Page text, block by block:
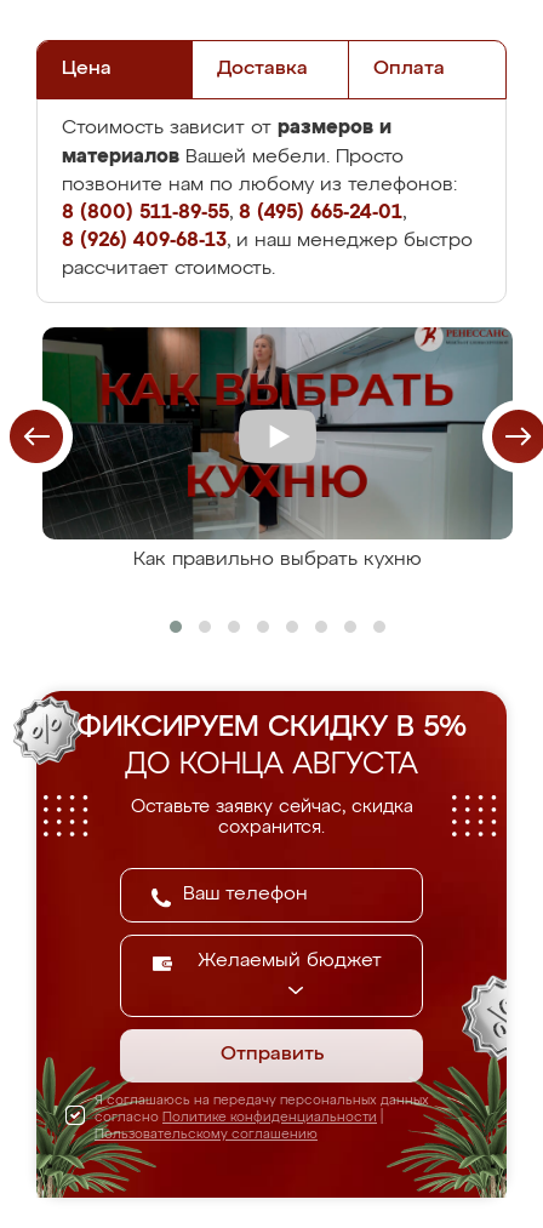
Цена Доставка Оплата
Стоимость зависит от размеров и
материалов Вашей мебели. Просто
позвоните нам по любому из телефонов:
8 (800) 511-89-55, 8 (495) 665-24-01,
8 (926) 409-68-13, и наш менеджер быстро
рассчитает стоимость.
Как правильно выбрать кухню
ФИКСИРУЕМ СКИДКУ В 5%
ДО КОНЦА АВГУСТА
Оставьте заявку сейчас, скидка
сохранится.
Желаемый бюджет
Отправить
Я соглашаюсь на передачу персональных данных
согласно Политике конфиденциальности
Пользовательскому соглашению